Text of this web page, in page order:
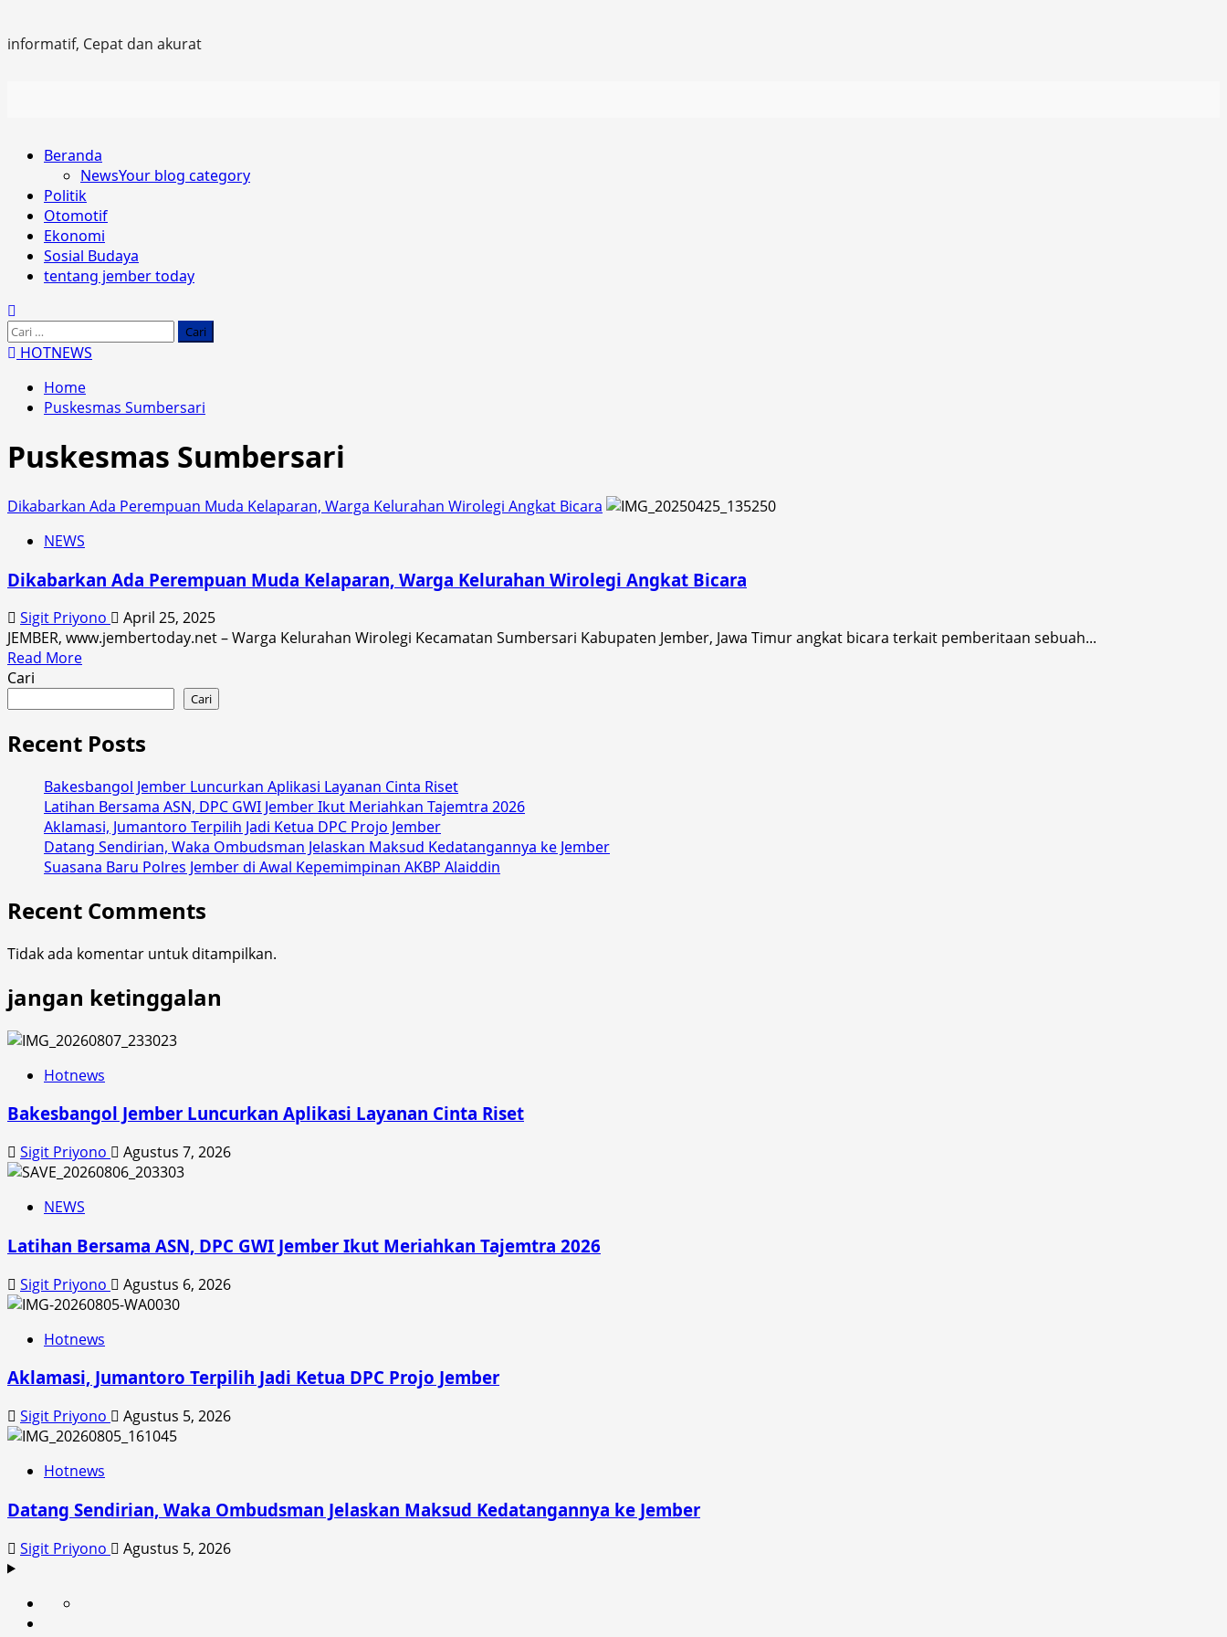
informatif, Cepat dan akurat
PrimaryBeranda
NewsYour blog category
Politik
Otomotif
Ekonomi
Sosial Budaya
tentang jember today
Cari
untuk:
HOTNEWS
Home
Puskesmas Sumbersari
Puskesmas Sumbersari
Dikabarkan Ada Perempuan Muda Kelaparan, Warga Kelurahan Wirolegi Angkat Bicara
NEWS
Dikabarkan Ada Perempuan Muda Kelaparan, Warga Kelurahan Wirolegi Angkat Bicara
Sigit Priyono
April 25, 2025
JEMBER, www.jembertoday.net – Warga Kelurahan Wirolegi Kecamatan Sumbersari Kabupaten Jember, Jawa Timur angkat bicara terkait pemberitaan sebuah...
Read MoreRead
Ada
Perempuan
Muda
Kelaparan,
Warga
Kelurahan
Wirolegi
Angkat
Cari
Cari
Recent Posts
Bakesbangol Jember Luncurkan Aplikasi Layanan Cinta Riset
Latihan Bersama ASN, DPC GWI Jember Ikut Meriahkan Tajemtra 2026
Aklamasi, Jumantoro Terpilih Jadi Ketua DPC Projo Jember
Datang Sendirian, Waka Ombudsman Jelaskan Maksud Kedatangannya ke Jember
Suasana Baru Polres Jember di Awal Kepemimpinan AKBP Alaiddin
Recent Comments
Tidak ada komentar untuk ditampilkan.
jangan ketinggalan
Hotnews
Bakesbangol Jember Luncurkan Aplikasi Layanan Cinta Riset
Sigit Priyono Agustus 7, 2026
NEWS
Latihan Bersama ASN, DPC GWI Jember Ikut Meriahkan Tajemtra 2026
Sigit Priyono Agustus 6, 2026
Hotnews
Aklamasi, Jumantoro Terpilih Jadi Ketua DPC Projo Jember
Sigit Priyono Agustus 5, 2026
Hotnews
Datang Sendirian, Waka Ombudsman Jelaskan Maksud Kedatangannya ke Jember
Sigit Priyono Agustus 5, 2026
Beranda